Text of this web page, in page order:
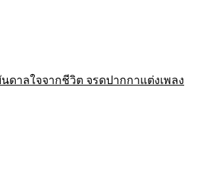
ดาลใจจากชีวิต จรดปากกาแต่งเพลง